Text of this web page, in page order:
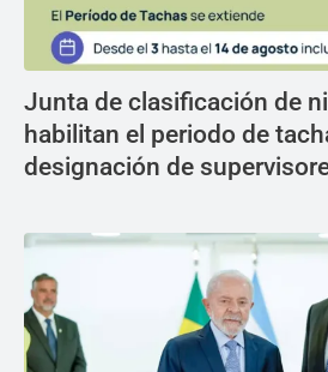
Junta de clasificación de
habilitan el periodo de
designación de